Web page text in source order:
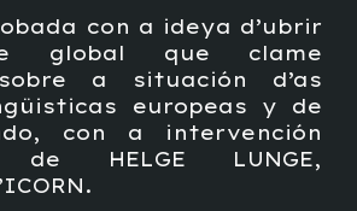
con a ideya d’ubrir
global que clame
a situación d’as
europeas y de
con a intervención
de HELGE LUNGE,